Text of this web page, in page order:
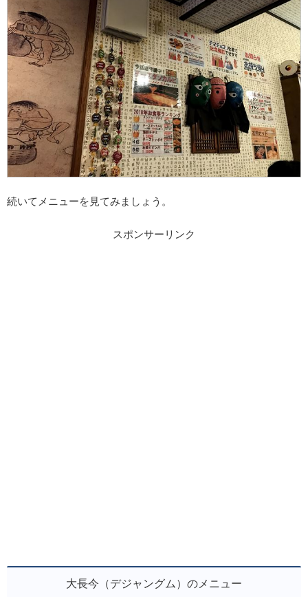
続いてメニューを見てみましょう。
スポンサーリンク
大長今（デジャングム）のメニュー